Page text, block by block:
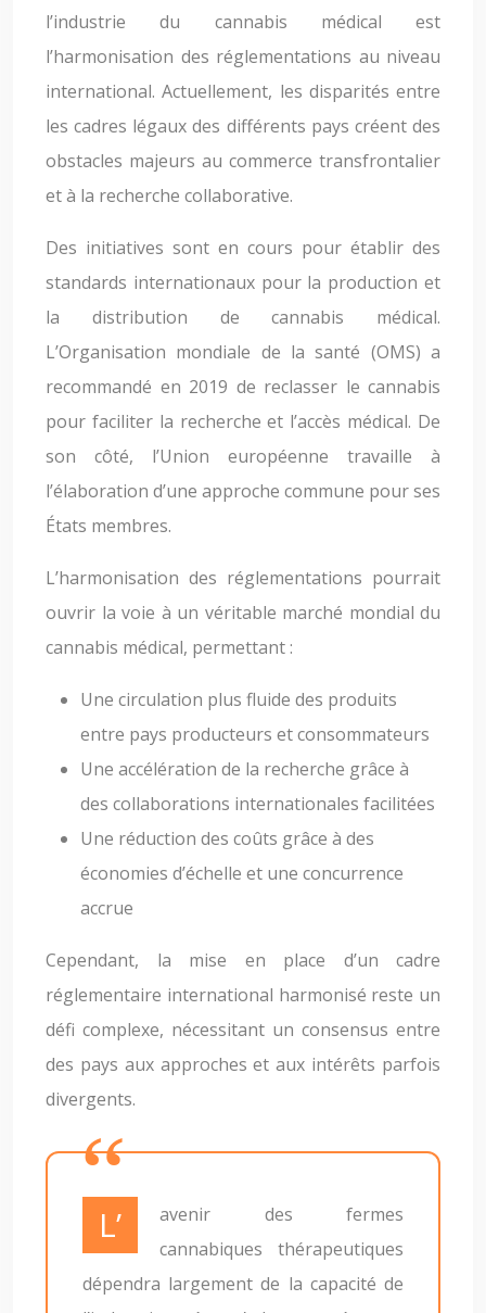
l’industrie du cannabis médical est
l’harmonisation des réglementations au niveau
international. Actuellement, les disparités entre
les cadres légaux des différents pays créent des
obstacles majeurs au commerce transfrontalier
et à la recherche collaborative.
Des initiatives sont en cours pour établir des
standards internationaux pour la production et
la distribution de cannabis médical.
L’Organisation mondiale de la santé (OMS) a
recommandé en 2019 de reclasser le cannabis
pour faciliter la recherche et l’accès médical. De
son côté, l’Union européenne travaille à
l’élaboration d’une approche commune pour ses
États membres.
L’harmonisation des réglementations pourrait
ouvrir la voie à un véritable marché mondial du
cannabis médical, permettant :
Une circulation plus fluide des produits
entre pays producteurs et consommateurs
Une accélération de la recherche grâce à
des collaborations internationales facilitées
Une réduction des coûts grâce à des
économies d’échelle et une concurrence
accrue
Cependant, la mise en place d’un cadre
réglementaire international harmonisé reste un
défi complexe, nécessitant un consensus entre
des pays aux approches et aux intérêts parfois
divergents.
L’avenir des fermes
cannabiques thérapeutiques
dépendra largement de la capacité de